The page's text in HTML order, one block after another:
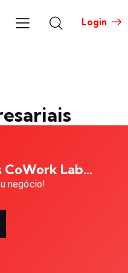
Login
Lab...
negócio!